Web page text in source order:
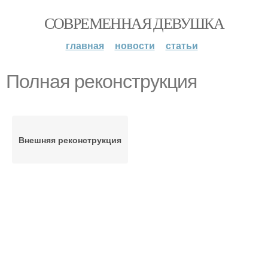
СОВРЕМЕННАЯ ДЕВУШКА
главная новости статьи
Полная реконструкция
Внешняя реконструкция